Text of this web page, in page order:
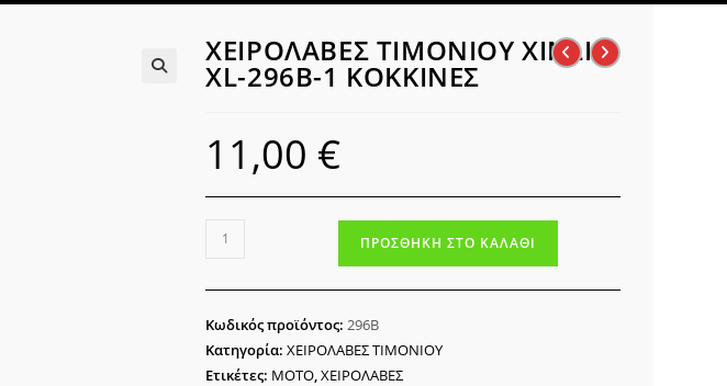
ΧΕΙΡΟΛΑΒΕΣ ΤΙΜΟΝΙΟΥ XINLI
XL-296B-1 ΚΟΚΚΙΝΕΣ
11,00 €
ΧΕΙΡΟΛΑΒΕΣ
XINLI
296B-
1
ΠΡΟΣΘΉΚΗ ΣΤΟ ΚΑΛΆΘΙ
Κωδικός προϊόντος:296Β
Κατηγορία:ΧΕΙΡΟΛΑΒΕΣ ΤΙΜΟΝΙΟΥ
Ετικέτες: ΜΟΤΟ,ΧΕΙΡΟΛΑΒΕΣ